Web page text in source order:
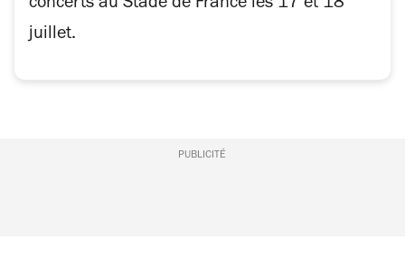
concerts au Stade de France les 17 et 18
juillet.
PUBLICITÉ